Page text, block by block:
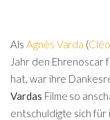
Als Agnès Varda (
Jahr den
hat, war ihre
Vardas Filme so
entschuldigte sich